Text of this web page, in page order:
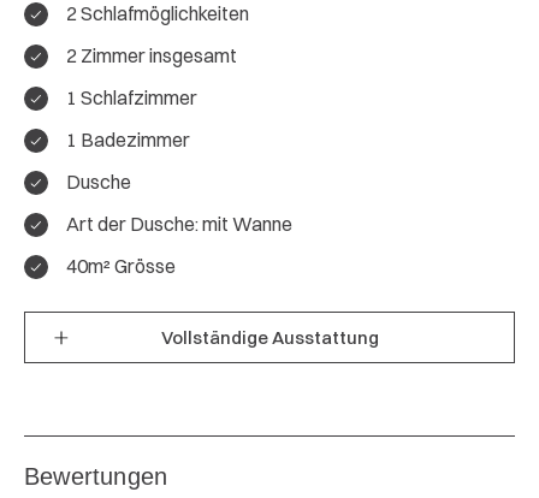
2 Schlafmöglichkeiten
2 Zimmer insgesamt
1 Schlafzimmer
1 Badezimmer
Dusche
Art der Dusche: mit Wanne
40m² Grösse
Vollständige Ausstattung
4.5 / 5
Gesamtbewertung
27 Bewertungen
Gesamteindruck: 4.7
Ausstattung:5